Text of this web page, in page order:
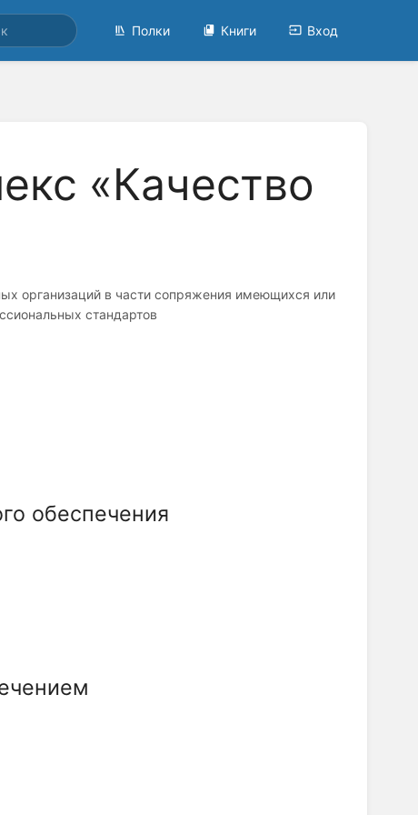
Полки Книги Вход
«Качество
организаций в части сопряжения имеющихся или
стандартов
обеспечения